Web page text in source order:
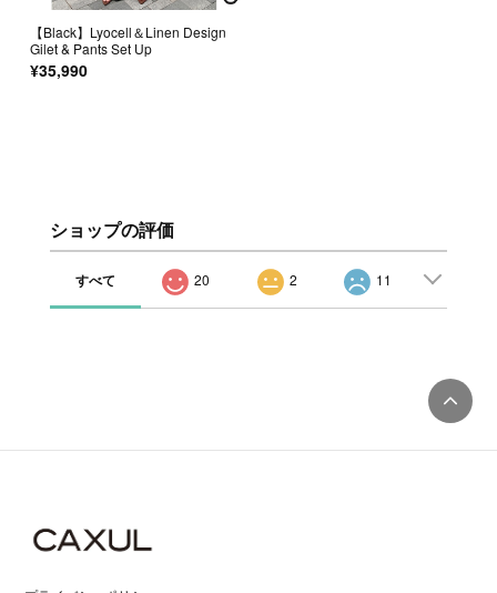
【Black】Lyocell＆Linen Design
Gilet & Pants Set Up
¥35,990
ショップの評価
すべて 20 2 11